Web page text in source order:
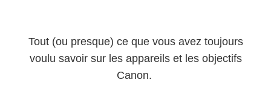
Tout (ou presque) ce que vous avez toujours
voulu savoir sur les appareils et les objectifs
Canon.